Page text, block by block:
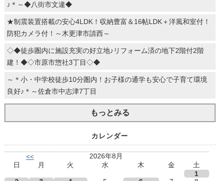
♪＊～◆八街市文違◆
★制震装置搭載の安心4LDK！収納豊富＆16帖LDK＋洋風和室付！
防犯カメラ付！～木更津市請西～
◇◆徒歩圏内に施設充実の好立地♪リフォーム済の地下2階付2階
建！◆◇市原市惣社3丁目◇◆
～＊小・中学校徒歩10分圏内！お子様の通学も安心で子育て環境
良好♪＊～佐倉市中志津7丁目
もっとみる
カレンダー
<<
2026年8月
日
月 火 水 木 金
土
1